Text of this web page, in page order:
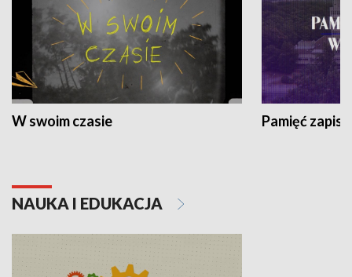
W swoim czasie Pamięć
NAUKA I EDUKACJA